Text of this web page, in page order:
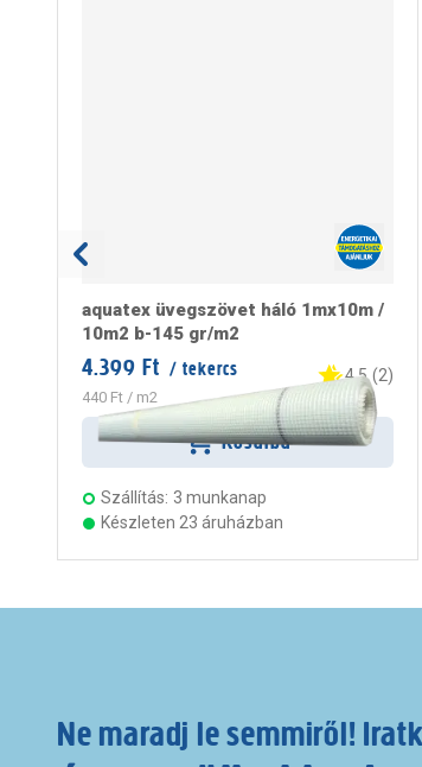
aquatex üvegszövet háló 1mx10m /
10m2 b-145 gr/m2
4.399 Ft / tekercs
440 Ft / m2
4.5 (2)
Kosárba
Szállítás: 3 munkanap
Készleten 23 áruházban
Ne maradj le semmiről!